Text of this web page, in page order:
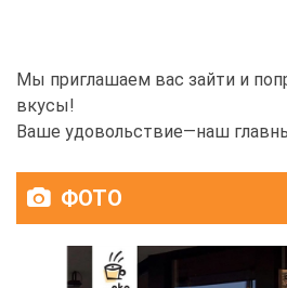
Мы приглашаем вас зайти и
вкусы!
Ваше удовольствие—наш
ФОТО